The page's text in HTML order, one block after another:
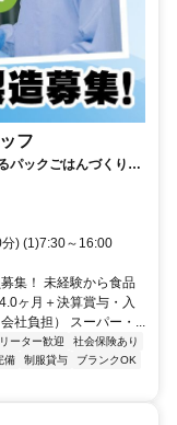
フ
パックごはんづくり。
) (1)7:30～16:00
集！ 未経験から食品
ヶ月＋決算賞与・入
社負担） スーパー・...
ーター歓迎
社会保険あり
備 制服貸与
ブランクOK